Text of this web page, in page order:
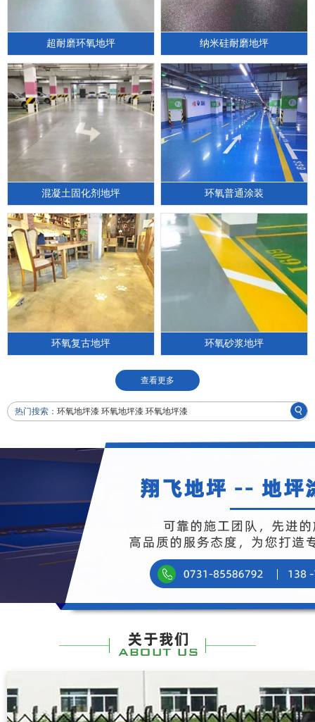
超耐磨环氧地坪 纳米硅耐磨地坪
混凝土固化剂地坪 环氧普通涂装
环氧复古地坪 环氧砂浆地坪
查看更多
热门搜索： 环氧地坪漆 环氧地坪漆 环氧地坪漆